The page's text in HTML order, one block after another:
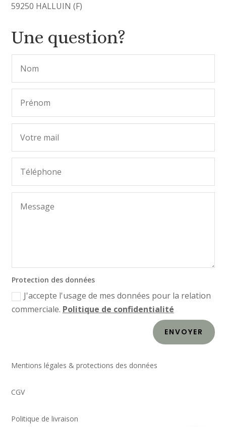
59250 HALLUIN (F)
Une question?
Protection des données
J'accepte l'usage de mes données pour la relation
commerciale. Politique de confidentialité
ENVOYER
Mentions légales & protections des données
CGV
Politique de livraison